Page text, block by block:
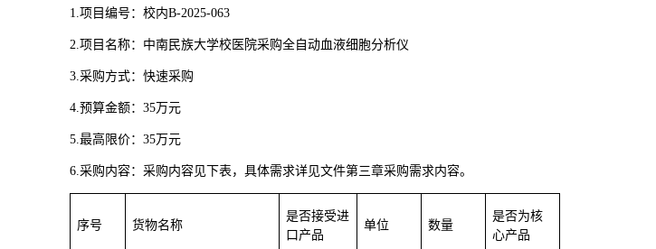
1.项目编号：校内B-2025-063
2.项目名称：中南民族大学校医院采购全自动血液细胞分析仪
3.采购方式：快速采购
4.预算金额：35万元
5.最高限价：35万元
6.采购内容：采购内容见下表，具体需求详见文件第三章采购需求内容。
序号 货物名称
是否接受进
口产品
单位 数量
是否为核
心产品